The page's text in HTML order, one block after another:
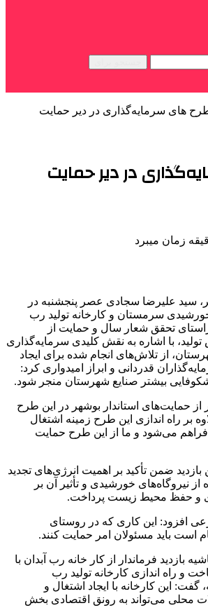
های سرمایه‌گذاری در دیر حمایت
در دیر حمایت
سید علیرضا سجادی عصر پنجشنبه در
خورشیدی سرمستان و کارخانه تولید رب
تحقق شعار سال و حمایت از
با اشاره به نقش کلیدی سرمایه‌گذاری
از تلاش‌های انجام شده برای ایجاد
قدردانی و ابراز امیدواری کرد:
بیشتر صنایع شهرستان منجر شود.
از حمایت‌های استاندار بوشهر در این طرح
بر راه اندازی این طرح زمینه اشتغال
می‌شود و ما از این طرح حمایت
بازدید ضمن تأکید بر اهمیت انرژی‌های تجدید
از نیروگاه‌های خورشیدی و تأثیر آن بر
و حفظ محیط زیست پرداخت.
افزود: این کاری که در روستای
است باید مسئولان امر حمایت کنند.
بازدید فرماندار از کار خانه رب آبدان با
و راه اندازی کارخانه تولید رب
این کارخانه با ایجاد اشتغال و
محلی می‌تواند به رونق اقتصادی بخش